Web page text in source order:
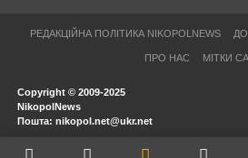
РЕДАКЦІЙНА ПОЛІТИКА NIKOPOLNEWS
ПРО НАС МІТКИ
Copyright © 2009-2025
NikopolNews
Пошта: nikopol.net@ukr.net